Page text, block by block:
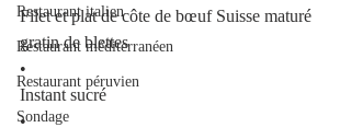
Restaurant italien
Restaurant méditerranéen
Restaurant péruvien
Sondage
Filet et plat de côte de bœuf Suisse maturé
gratin de blettes
•
Instant sucré
•